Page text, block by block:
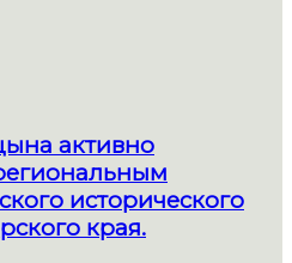
активно
исторического
края.